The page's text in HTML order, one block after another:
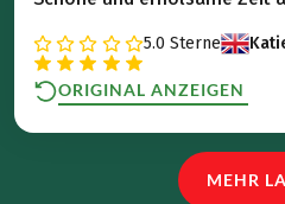
5.0 Sterne
ORIGINAL ANZEIGEN
MEHR